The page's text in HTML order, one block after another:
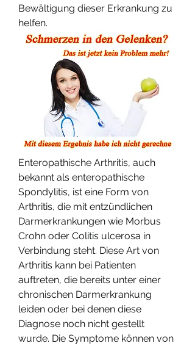
Bewältigung dieser Erkrankung zu
helfen.
Enteropathische Arthritis, auch
bekannt als enteropathische
Spondylitis, ist eine Form von
Arthritis, die mit entzündlichen
Darmerkrankungen wie Morbus
Crohn oder Colitis ulcerosa in
Verbindung steht. Diese Art von
Arthritis kann bei Patienten
auftreten, die bereits unter einer
chronischen Darmerkrankung
leiden oder bei denen diese
Diagnose noch nicht gestellt
wurde. Die Symptome können von